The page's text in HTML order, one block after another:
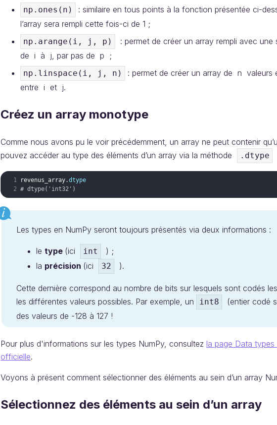
np.ones(n)
: similaire en tous points à la fonction présentée ci-
l’array sera rempli cette fois-ci de 1 ;
np.arange(i, j, p)
: permet de créer un array rempli avec une
de i à j, par pas de p ;
np.linspace(i, j, n)
: permet de créer un array de n valeurs
entre i et j.
Créez un array monotype
Comme nous avons pu le voir précédemment, un array ne peut contenir
pouvez accéder au type des éléments d’un array via la méthode
.dtype
revenus_array.dtype
# dtype('int32')
Les types en NumPy seront toujours présentés via deux informations :
le type (ici int
) ;
la précision (ici 32 ).
Cette dernière correspond au nombre de bits sur lesquels sont codés
les différentes valeurs possibles. Par exemple, un
int8
(entier codé
des valeurs de -128 à 127 !
Pour plus d'informations sur les types NumPy, consultez la page Data
officielle.
Voyons à présent comment sélectionner des éléments au sein d’un array
Sélectionnez des éléments au sein d’un array